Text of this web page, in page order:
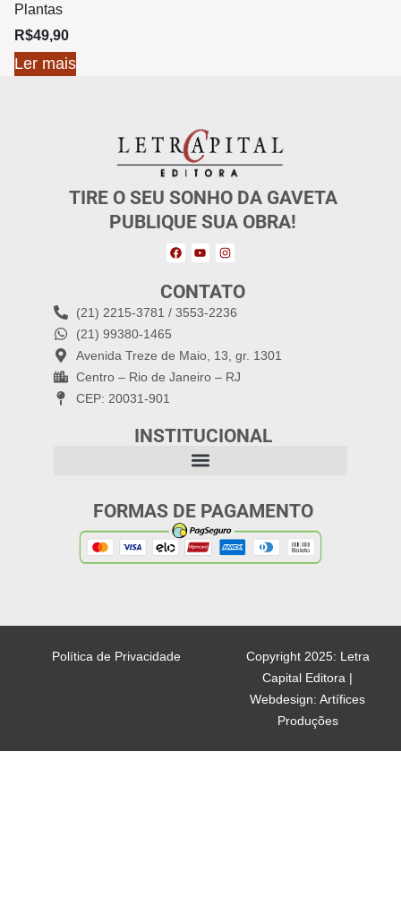
Plantas
R$49,90
Ler mais
TIRE O SEU SONHO DA GAVETA
PUBLIQUE SUA OBRA!
CONTATO
(21) 2215-3781 / 3553-2236
(21) 99380-1465
Avenida Treze de Maio, 13, gr. 1301
Centro – Rio de Janeiro – RJ
CEP: 20031-901
INSTITUCIONAL
FORMAS DE PAGAMENTO
Copyright 2025: Letra
Capital Editora |
Webdesign: Artífices
Produções
Política de Privacidade